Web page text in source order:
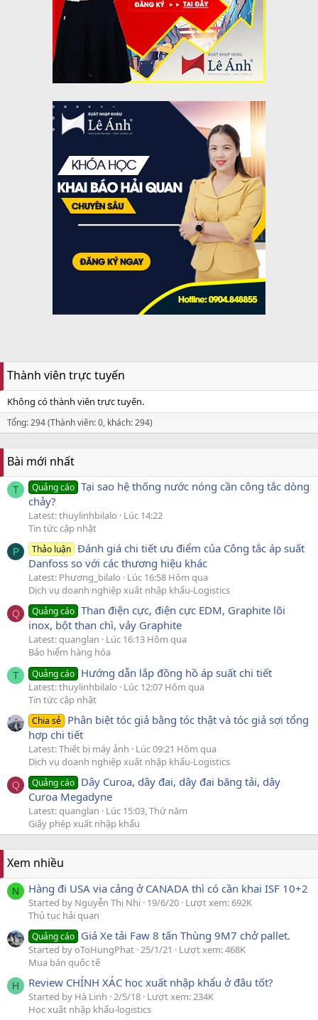
Thành viên trực tuyến
Không có thành viên trực tuyến.
Tổng: 294 (Thành viên: 0, khách: 294)
Bài mới nhất
T Quảng cáo Tại sao hệ thống nước nóng cần công tắc dòng
chảy?
Latest: thuylinhbilalo
Lúc 14:22
Tin tức cập nhật
P Thảo luận Đánh giá chi tiết ưu điểm của Công tắc áp suất
Danfoss so với các thương hiệu khác
Latest: Phương_bilalo
Lúc 16:58 Hôm qua
Dịch vụ doanh nghiệp xuất nhập khẩu-Logistics
Q Quảng cáo Than điện cực, điện cực EDM, Graphite lõi
inox, bột than chì, vảy Graphite
Latest: quanglan
Lúc 16:13 Hôm qua
Bảo hiểm hàng hóa
T Quảng cáo Hướng dẫn lắp đồng hồ áp suất chi tiết
Latest: thuylinhbilalo
Lúc 12:07 Hôm qua
Tin tức cập nhật
Chia sẻ Phân biệt tóc giả bằng tóc thật và tóc giả sợi tổng
hợp chi tiết
Latest: Thiết bị máy ảnh
Lúc 09:21 Hôm qua
Dịch vụ doanh nghiệp xuất nhập khẩu-Logistics
Q Quảng cáo Dây Curoa, dây đai, dây đai băng tải, dây
Curoa Megadyne
Latest: quanglan
Lúc 15:03, Thứ năm
Giấy phép xuất nhập khẩu
Xem nhiều
N Hàng đi USA via cảng ở CANADA thì có cần khai ISF 10+2
Started by Nguyễn Thị Nhi 19/6/20 Lượt xem: 692K
Thủ tục hải quan
Quảng cáo Giá Xe tải Faw 8 tấn Thùng 9M7 chở pallet.
Started by oToHungPhat 25/1/21
Lượt xem: 468K
Mua bán quốc tế
H Review CHÍNH XÁC học xuất nhập khẩu ở đâu tốt?
Started by Hà Linh 2/5/18 Lượt xem: 234K
Học xuất nhập khẩu-logistics